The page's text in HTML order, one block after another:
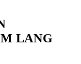
LANG